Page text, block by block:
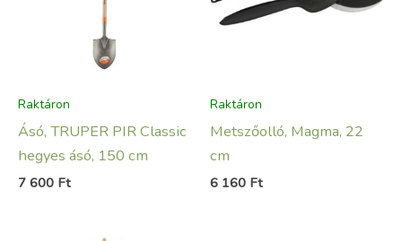
Raktáron
Ásó, TRUPER PIR Classic
hegyes ásó, 150 cm
7 600 Ft
Raktáron
Metszőolló, Magma, 22
cm
6 160 Ft